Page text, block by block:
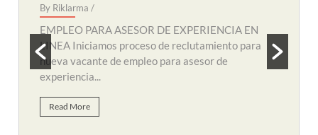
By Riklarma /
EMPLEO PARA AUXILIAR DE SOPORTE
REMOTO Iniciamos nuevo proceso de consecución
y búsqueda de personal para suplir vacante de
empleo...
Read More